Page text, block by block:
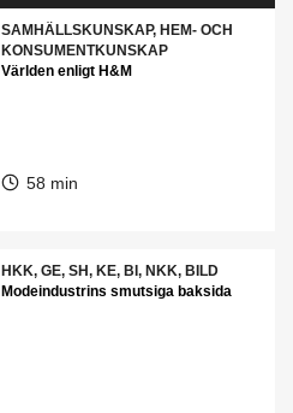
SAMHÄLLSKUNSKAP, HEM- OCH
KONSUMENTKUNSKAP
Världen enligt H&M
58 min
HKK, GE, SH, KE, BI, NKK, BILD
Modeindustrins smutsiga baksida